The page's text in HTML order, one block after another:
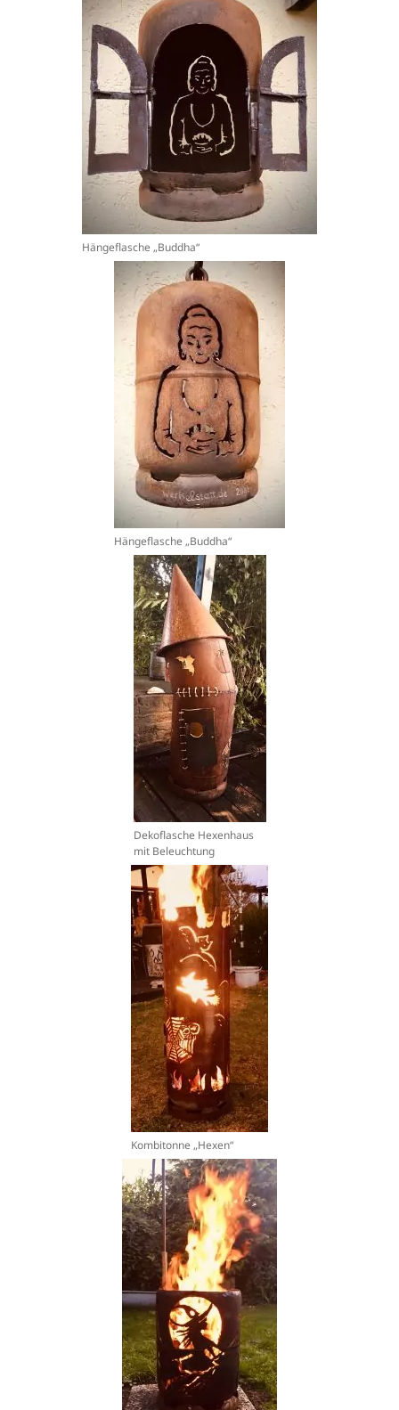
Hängeflasche „Buddha“
Hängeflasche „Buddha“
Dekoflasche Hexenhaus
mit Beleuchtung
Kombitonne „Hexen“